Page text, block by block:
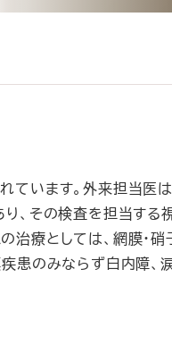
います。外来担当医
、その検査を担当する
療としては、網膜・
のみならず白内障、涙